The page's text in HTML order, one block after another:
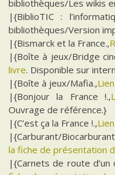
bibliothèques/Les wikis
|{BiblioTIC :
bibliothèques/Version
|{Bismarck et la France.,
|{Boîte à jeux/Bridge
livre. Disponible sur
|{Boîte à jeux/Mafia.,
|{Bonjour la France !.,
Ouvrage de référence.}
|{C’est ça la France !.,
|{Carburant/
la fiche de présentation
|{Carnets de route d’un